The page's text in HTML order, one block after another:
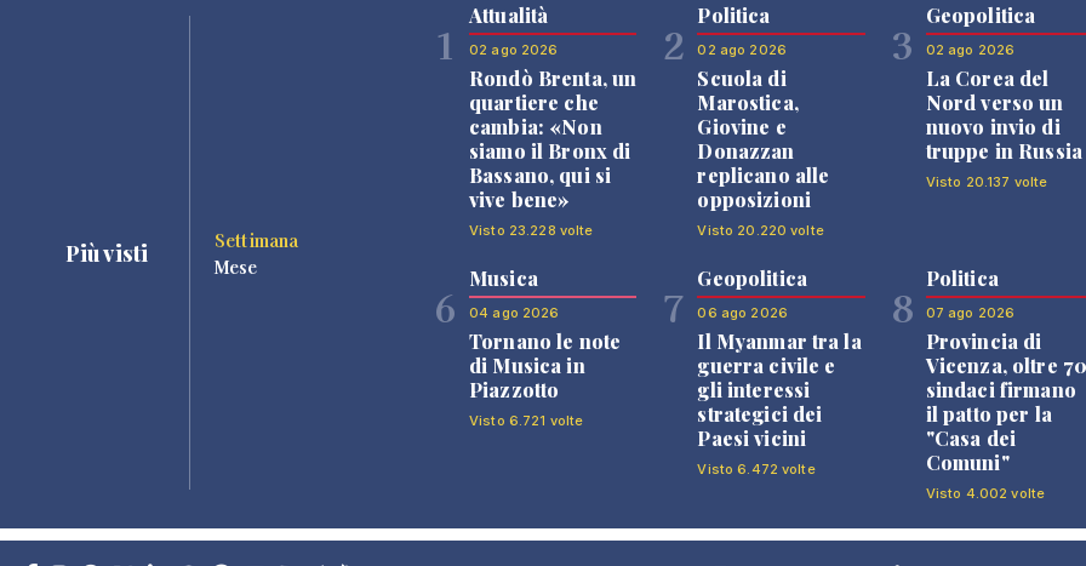
Più visti
Settimana
Mese
1
Attualità
02 ago 2026
Rondò Brenta, un
quartiere che
cambia: «Non
siamo il Bronx di
Bassano, qui si
vive bene»
Visto 23.228 volte
2
Politica
02 ago 2026
Scuola di
Marostica,
Giovine e
Donazzan
replicano alle
opposizioni
Visto 20.220 volte
3
Geopolitica
02 ago 2026
La Corea del
Nord verso un
nuovo invio di
truppe in Russia
Visto 20.137 volte
6
Musica
04 ago 2026
Tornano le note
di Musica in
Piazzotto
Visto 6.721 volte
7
Geopolitica
06 ago 2026
Il Myanmar tra la
guerra civile e
gli interessi
strategici dei
Paesi vicini
Visto 6.472 volte
8
Politica
07 ago 2026
Provincia di
Vicenza, oltre
sindaci firmano
il patto per la
"Casa dei
Comuni"
Visto 4.002 volte